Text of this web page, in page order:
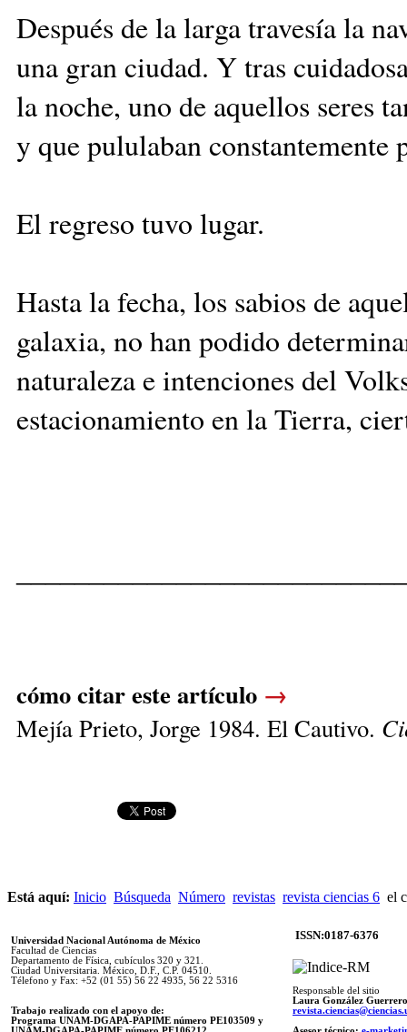
Después de la larga travesía la
una gran ciudad. Y tras
la noche, uno de aquellos seres
y que pululaban constantemente
El regreso tuvo lugar.
Hasta la fecha, los sabios de
galaxia, no han podido
naturaleza e intenciones del
estacionamiento en la Tierra,
cómo citar este artículo →
Mejía Prieto, Jorge 1984. El Cautivo.
Está aquí: Inicio Búsqueda Número revistas revista ciencias 6 el
Universidad Nacional Autónoma de México
Facultad de Ciencias
Departamento de Física, cubículos 320 y 321.
Ciudad Universitaria. México, D.F., C.P. 04510.
Télefono y Fax: +52 (01 55) 56 22 4935, 56 22 5316
Trabajo realizado con el apoyo de:
Programa UNAM-DGAPA-PAPIME número PE103509 y
ISSN:0187-6376
Responsable del sitio
Laura González Guerrero